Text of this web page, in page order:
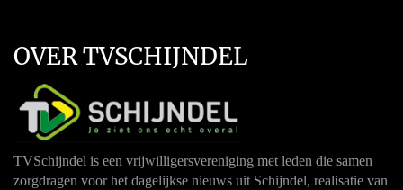
OVER TVSCHIJNDEL
TVSchijndel is een vrijwilligersvereniging met leden die samen
zorgdragen voor het dagelijkse nieuws uit Schijndel, realisatie van